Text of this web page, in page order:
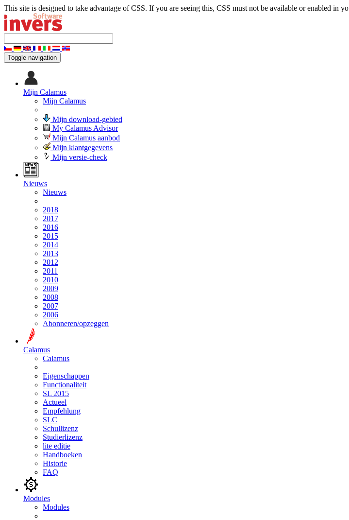
This site is designed to take advantage of CSS. If you are seeing this, CSS must not be available or enabled in
Toggle navigation
Mijn Calamus
Mijn Calamus
Mijn download-gebied
My Calamus Advisor
Mijn Calamus aanbod
Mijn klantgegevens
Mijn versie-check
Nieuws
Nieuws
2018
2017
2016
2015
2014
2013
2012
2011
2010
2009
2008
2007
2006
Abonneren/opzeggen
Calamus
Calamus
Eigenschappen
Functionaliteit
SL 2015
Actueel
Empfehlung
SLC
Schullizenz
Studierlizenz
lite editie
Handboeken
Historie
FAQ
Modules
Modules